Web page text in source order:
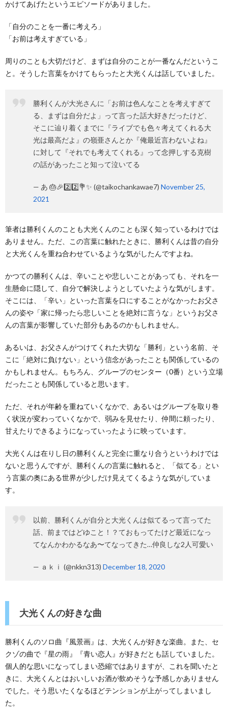
かけてあげたというエピソードがありました。
「自分のことを一番に考えろ」
「お前は考えすぎている」
周りのことも大切だけど、まずは自分のことが一番なんだというこ
と。そうした言葉をかけてもらったと大光くんは話していました。
勝利くんが大光さんに「お前は色んなことを考えすぎて
る、まずは自分だよ」って言った話大好きだったけど、
そこに辿り着くまでに『ライブでも色々考えてくれる大
光は最高だよ』の嶺亜さんとか『俺最近言わないよね』
に対して『それでも考えてくれる』って念押しする克樹
の話があったこと知って泣いてる
— あ 🎂🎉2️⃣2️⃣💐✨ (@taikochankawae7) November 25,
2021
筆者は勝利くんのことも大光くんのことも深く知っているわけでは
ありません。ただ、この言葉に触れたときに、勝利くんは昔の自分
と大光くんを重ね合わせているような気がしたんですよね。
かつての勝利くんは、辛いことや悲しいことがあっても、それを一
生懸命に隠して、自分で解決しようとしていたような気がします。
そこには、「辛い」といった言葉を口にすることがなかったお父さ
んの姿や「家に帰ったら悲しいことを絶対に言うな」というお父さ
んの言葉が影響していた部分もあるのかもしれません。
あるいは、お父さんがつけてくれた大切な「勝利」という名前、そ
こに「絶対に負けない」という信念があったことも関係しているの
かもしれません。もちろん、グループのセンター（0番）という立場
だったことも関係していると思います。
ただ、それが年齢を重ねていくなかで、あるいはグループを取り巻
く状況が変わっていくなかで、弱みを見せたり、仲間に頼ったり、
甘えたりできるようになっていったように映っています。
大光くんは在りし日の勝利くんと完全に重なり合うというわけでは
ないと思うんですが、勝利くんの言葉に触れると、「似てる」とい
う言葉の奥にある世界が少しだけ見えてくるような気がしていま
す。
以前、勝利くんが自分と大光くんは似てるって言ってた
話、前まではどゆこと！？ておもってたけど最近になっ
てなんかわかるなあ〜てなってきた…仲良しな2人可愛い
— ａｋｉ (@nkkn313) December 18, 2020
大光くんの好きな曲
勝利くんのソロ曲『風景画』は、大光くんが好きな楽曲。また、セ
クゾの曲で『星の雨』『青い恋人』が好きだとも話していました。
個人的な思いになってしまい恐縮ではありますが、これを聞いたと
きに、大光くんとはおいしいお酒が飲めそうな予感しかありません
でした。そう思いたくなるほどテンションが上がってしまいまし
た。